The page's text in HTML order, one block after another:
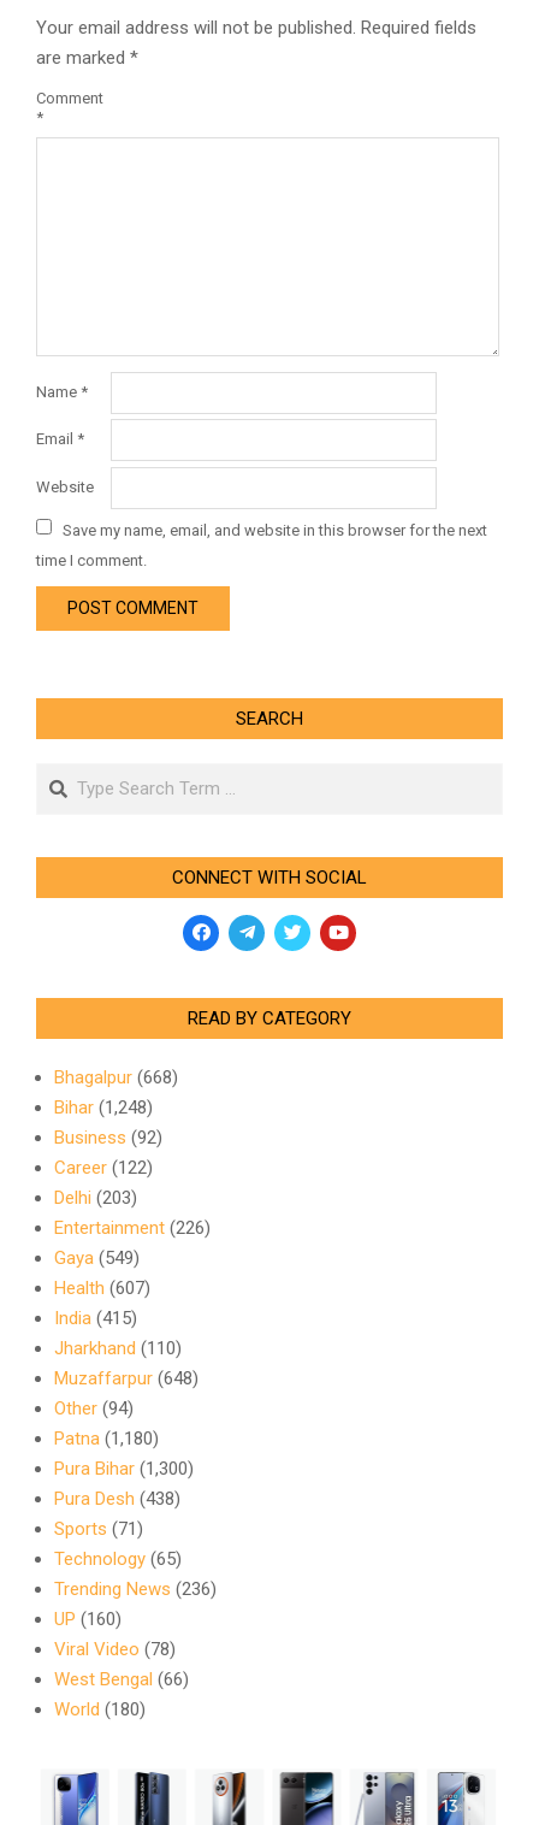
Your email address will not be published. Required fields
are marked *
Comment
*
Name *
Email *
Website
Save my name, email, and website in this browser for the next
time I comment.
SEARCH
Search
CONNECT WITH SOCIAL
READ BY CATEGORY
Bhagalpur (668)
Bihar (1,248)
Business (92)
Career (122)
Delhi (203)
Entertainment (226)
Gaya (549)
Health (607)
India (415)
Jharkhand (110)
Muzaffarpur (648)
Other (94)
Patna (1,180)
Pura Bihar (1,300)
Pura Desh (438)
Sports (71)
Technology (65)
Trending News (236)
UP (160)
Viral Video (78)
West Bengal (66)
World (180)